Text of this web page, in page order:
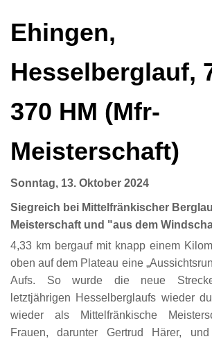
Ehingen,
Hesselberglauf,
370 HM (Mfr-
Meisterschaft)
Sonntag, 13. Oktober 2024
Siegreich bei Mittelfränkischer
Meisterschaft und "aus dem
4,33 km bergauf mit knapp einem
oben auf dem Plateau eine
Aufs. So wurde die neue
letztjährigen Hesselberglaufs wieder
wieder als Mittelfränkische
Frauen, darunter Gertrud Härer, und